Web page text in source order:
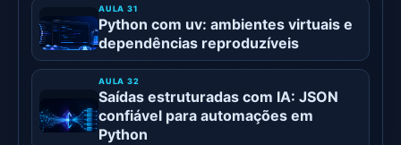
Python com uv: ambientes virtuais e
dependências reproduzíveis
Saídas estruturadas com IA: JSON
confiável para automações em
Python